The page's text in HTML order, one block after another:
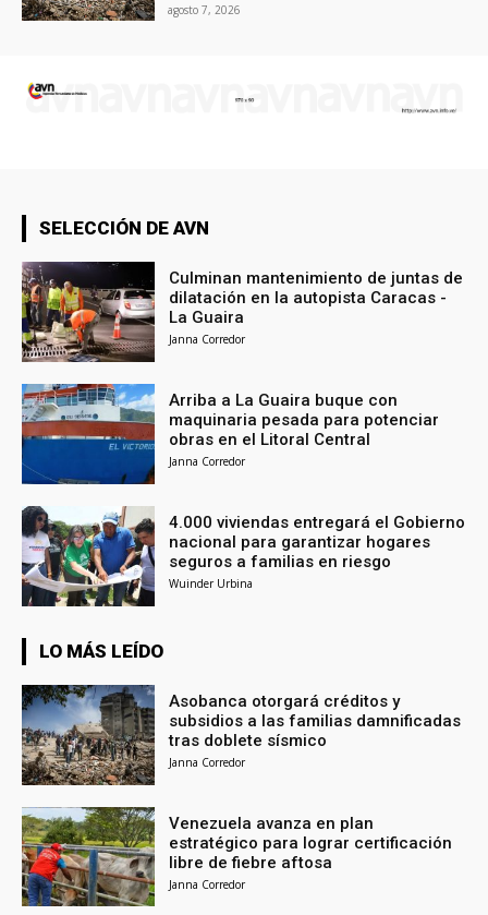
agosto 7, 2026
SELECCIÓN DE AVN
Culminan mantenimiento de juntas de
dilatación en la autopista Caracas -
La Guaira
Janna Corredor
Arriba a La Guaira buque con
maquinaria pesada para potenciar
obras en el Litoral Central
Janna Corredor
4.000 viviendas entregará el Gobierno
nacional para garantizar hogares
seguros a familias en riesgo
Wuinder Urbina
LO MÁS LEÍDO
Asobanca otorgará créditos y
subsidios a las familias damnificadas
tras doblete sísmico
Janna Corredor
Venezuela avanza en plan
estratégico para lograr certificación
libre de fiebre aftosa
Janna Corredor